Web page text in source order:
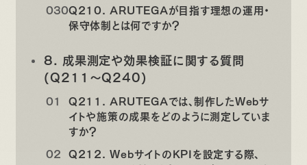
Q210. ARUTEGAが目指す理想の運用・
保守体制とは何ですか？
8. 成果測定や効果検証に関する質問
(Q211〜Q240)
Q211. ARUTEGAでは、制作したWebサ
イトや施策の成果をどのように測定していま
すか？
Q212. WebサイトのKPIを設定する際、